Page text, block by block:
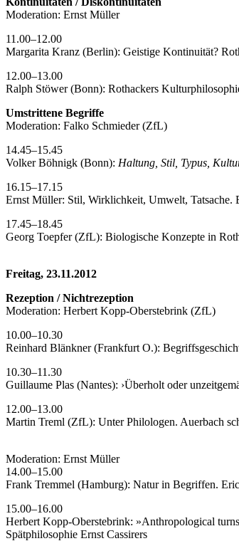
Moderation: Ernst Müller
11.00–12.00
Margarita Kranz (Berlin): Geistige Kontinuität?
12.00–13.00
Ralph Stöwer (Bonn): Rothackers
Umstrittene Begriffe
Moderation: Falko Schmieder (ZfL)
14.45–15.45
Volker Böhnigk (Bonn): Haltung, Stil, Typus,
16.15–17.15
Ernst Müller: Stil, Wirklichkeit, Umwelt, Tatsache.
17.45–18.45
Georg Toepfer (ZfL): Biologische Konzepte in
Freitag, 23.11.2012
Rezeption / Nichtrezeption
Moderation: Herbert Kopp-Oberstebrink (ZfL)
10.00–10.30
Reinhard Blänkner (Frankfurt O.):
10.30–11.30
Guillaume Plas (Nantes): ›Überholt oder
12.00–13.00
Martin Treml (ZfL): Unter Philologen. Auerbach
Moderation: Ernst Müller
14.00–15.00
Frank Tremmel (Hamburg): Natur in Begriffen.
15.00–16.00
Herbert Kopp-Oberstebrink: »Anthropological
Spätphilosophie Ernst Cassirers